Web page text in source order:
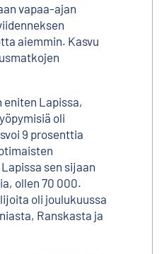
vapaa-ajan
aiemmin. Kasvu
Lapissa,
oli
9 prosenttia
sen sijaan
ollen 70 000.
oli joulukuussa
Ranskasta ja